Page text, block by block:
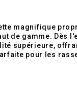
découvrez une
supérieure,
rassemblements.